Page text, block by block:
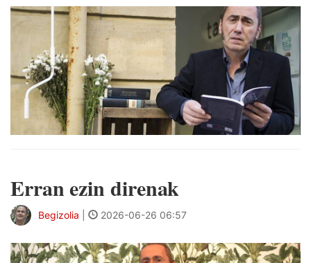
Erran ezin direnak
Begizolia 2026-06-26 06:57